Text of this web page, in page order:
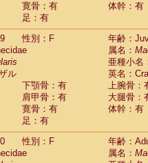
寛骨：有
体幹：有
足：有
性別：F
年齢：
属名：
亜種小名
ル
英名：
下顎骨：有
上腕骨：
肩甲骨：有
大腿骨：
寛骨：有
体幹：有
足：有
性別：F
年齢：
属名：